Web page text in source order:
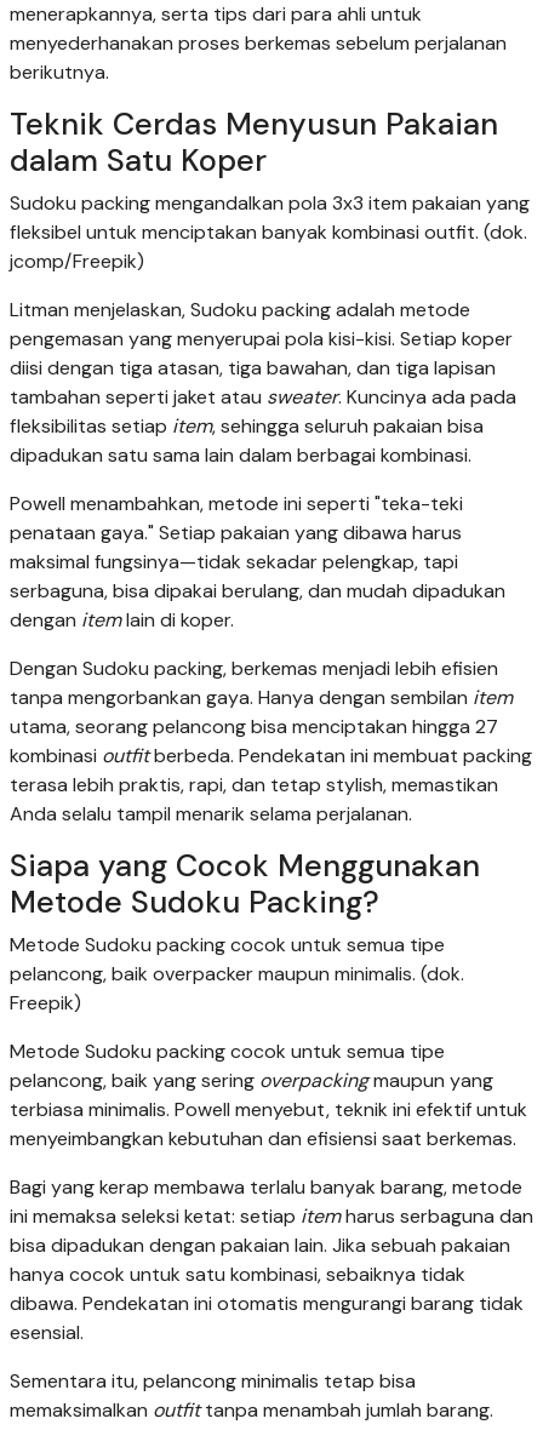
menerapkannya, serta tips dari para ahli untuk
menyederhanakan proses berkemas sebelum perjalanan
berikutnya.
Teknik Cerdas Menyusun Pakaian
dalam Satu Koper
Sudoku packing mengandalkan pola 3x3 item pakaian yang
fleksibel untuk menciptakan banyak kombinasi outfit. (dok.
jcomp/Freepik)
Litman menjelaskan, Sudoku packing adalah metode
pengemasan yang menyerupai pola kisi-kisi. Setiap koper
diisi dengan tiga atasan, tiga bawahan, dan tiga lapisan
tambahan seperti jaket atau sweater. Kuncinya ada pada
fleksibilitas setiap item, sehingga seluruh pakaian bisa
dipadukan satu sama lain dalam berbagai kombinasi.
Powell menambahkan, metode ini seperti "teka-teki
penataan gaya." Setiap pakaian yang dibawa harus
maksimal fungsinya—tidak sekadar pelengkap, tapi
serbaguna, bisa dipakai berulang, dan mudah dipadukan
dengan itemlain di koper.
Dengan Sudoku packing, berkemas menjadi lebih efisien
tanpa mengorbankan gaya. Hanya dengan sembilan item
utama, seorang pelancong bisa menciptakan hingga 27
kombinasi outfitberbeda. Pendekatan ini membuat packing
terasa lebih praktis, rapi, dan tetap stylish, memastikan
Anda selalu tampil menarik selama perjalanan.
Siapa yang Cocok Menggunakan
Metode Sudoku Packing?
Metode Sudoku packing cocok untuk semua tipe
pelancong, baik overpacker maupun minimalis. (dok.
Freepik)
Metode Sudoku packing cocok untuk semua tipe
pelancong, baik yang sering overpackingmaupun yang
terbiasa minimalis. Powell menyebut, teknik ini efektif untuk
menyeimbangkan kebutuhan dan efisiensi saat berkemas.
Bagi yang kerap membawa terlalu banyak barang, metode
ini memaksa seleksi ketat: setiap itemharus serbaguna dan
bisa dipadukan dengan pakaian lain. Jika sebuah pakaian
hanya cocok untuk satu kombinasi, sebaiknya tidak
dibawa. Pendekatan ini otomatis mengurangi barang tidak
esensial.
Sementara itu, pelancong minimalis tetap bisa
memaksimalkan outfittanpa menambah jumlah barang.